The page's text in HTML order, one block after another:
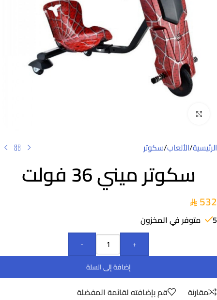
الرئيسية/الألعاب/سكوتر
سكوتر ميني 36 فولت
532
5 متوفر في المخزون
-
+
إضافة إلى السلة
مقارنة قم بإضافته لقائمة المفضلة